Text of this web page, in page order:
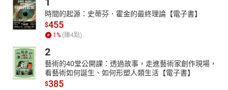
時間的起源：史蒂芬．霍金的最終理論【電子書】
$455
1 % (賺4點)
2
藝術的40堂公開課：透過故事，走進藝術家創作現場，
看藝術如何誕生、如何形塑人類生活【電子書】
$385